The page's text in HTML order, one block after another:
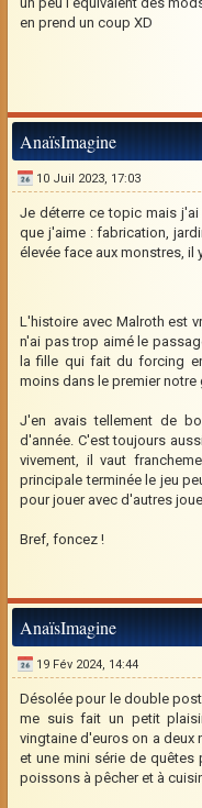
en prend un coup XD
AnaïsImagine
10 Juil 2023, 17:03
Je déterre ce topic mais
que j'aime : fabrication,
élevée face aux monstres, il
L'histoire avec Malroth est
n'ai pas trop aimé le
la fille qui fait du forcing
moins dans le premier
J'en avais tellement de
d'année. C'est toujours
vivement, il vaut
principale terminée le jeu
pour jouer avec d'autres
Bref, foncez !
AnaïsImagine
19 Fév 2024, 14:44
Désolée pour le double
me suis fait un petit
vingtaine d'euros on a deux
et une mini série de quêtes
poissons à pêcher et à